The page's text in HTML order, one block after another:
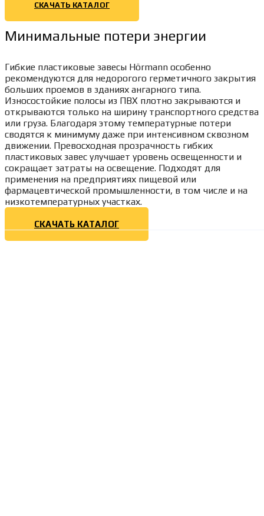
СКАЧАТЬ КАТАЛОГ
Минимальные потери энергии
Гибкие пластиковые завесы Hörmann особенно
рекомендуются для недорогого герметичного закрытия
больших проемов в зданиях ангарного типа.
Износостойкие полосы из ПВХ плотно закрываются и
открываются только на ширину транспортного средства
или груза. Благодаря этому температурные потери
сводятся к минимуму даже при интенсивном сквозном
движении. Превосходная прозрачность гибких
пластиковых завес улучшает уровень освещенности и
сокращает затраты на освещение. Подходят для
применения на предприятиях пищевой или
фармацевтической промышленности, в том числе и на
низкотемпературных участках.
СКАЧАТЬ КАТАЛОГ